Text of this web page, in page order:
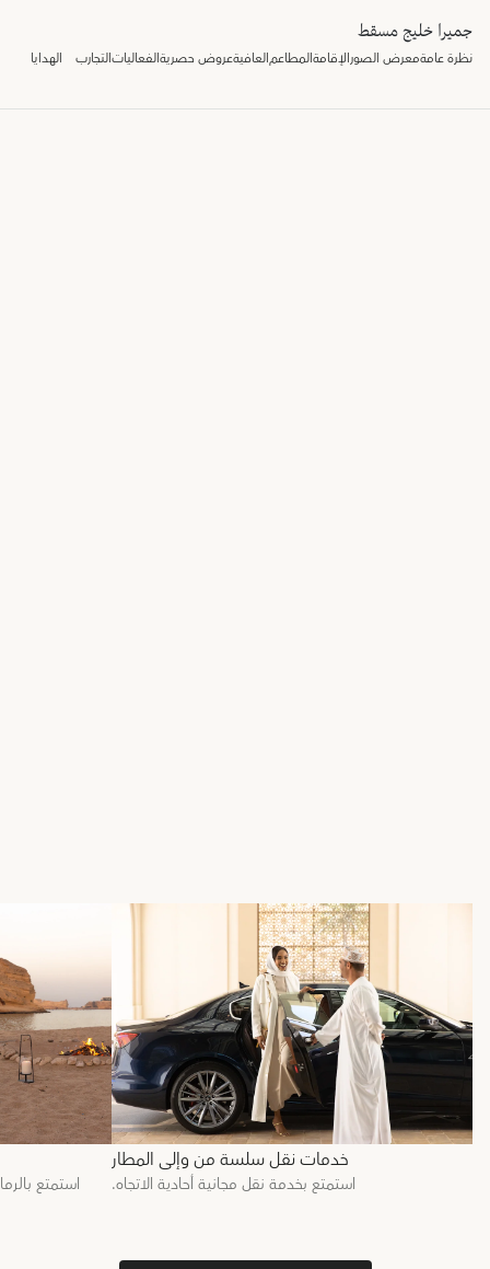
جميرا خليج مسقط
نظرة عامةمعرض الصورالإقامةالمطاعمالعافيةعروض حصريةالفعالياتالتجارب الهدايا
خدمات نقل سلسة من وإلى المطار
استمتع بخدمة نقل مجانية أحادية الاتجاه. استمتع